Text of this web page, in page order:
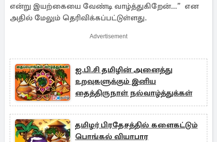
என்று இயற்கையை வேண்டி வாழ்த்துகிறேன்…” என
அதில் மேலும் தெரிவிக்கப்பட்டுள்ளது.
Advertisement
ஐ.பி.சி தமிழின் அனைத்து
உறவுகளுக்கும் இனிய
தைத்திருநாள் நல்வாழ்த்துக்கள்
தமிழர் பிரதேசத்தில் களைகட்டும்
பொங்கல் வியாபார